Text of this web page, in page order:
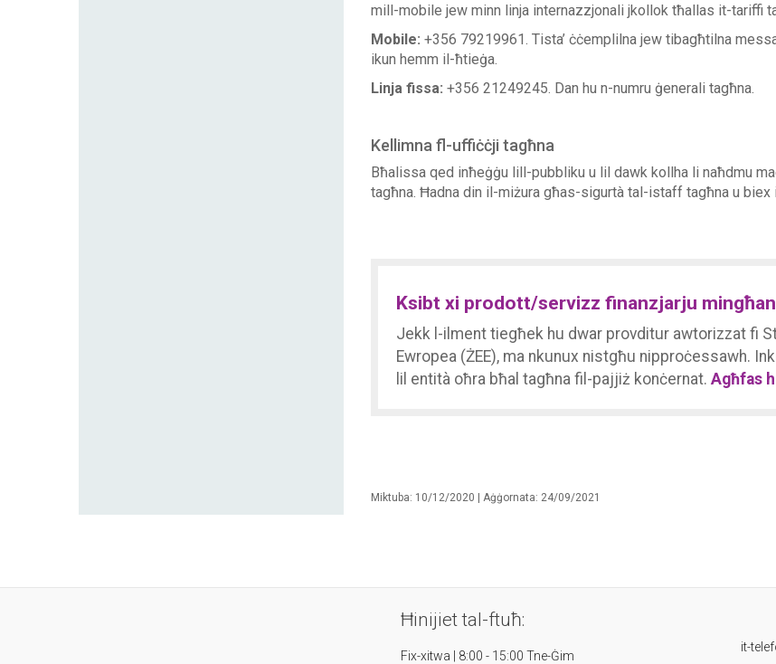
mill-mobile jew minn linja internazzjonali jkollok tħallas it-tariffi
Mobile: +356 79219961. Tista’ ċċemplilna jew tibagħtilna
ikun hemm il-ħtieġa.
Linja fissa: +356 21249245. Dan hu n-numru ġenerali tagħna.
Kellimna fl-uffiċċji tagħna
Bħalissa qed inħeġġu lill-pubbliku u lil dawk kollha li naħdmu
tagħna. Ħadna din il-miżura għas-sigurtà tal-istaff tagħna u
Ksibt xi prodott/servizz finanzjarju
Jekk l-ilment tiegħek hu dwar provditur awtorizzat fi
Ewropea (ŻEE), ma nkunux nistgħu nipproċessawh.
lil entità oħra bħal tagħna fil-pajjiż konċernat. Agħfas
Miktuba: 10/12/2020 | Aġġornata: 24/09/2021
Ħinijiet tal-ftuħ:
Fix-xitwa | 8:00 - 15:00 Tne-Ġim
it-